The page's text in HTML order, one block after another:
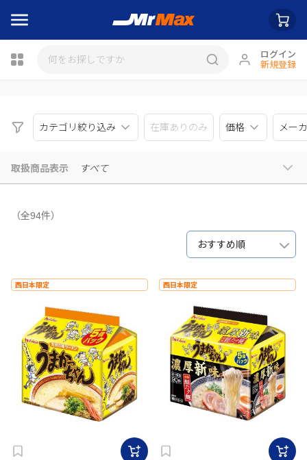
ログイン
新規登録
カテゴリ絞り込み 在庫ありのみ 価格 メー
取扱商品表示 すべて
（全94件）
おすすめ順
西日本限定 西日本限定